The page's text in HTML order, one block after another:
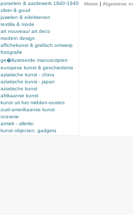
porselein & aardewerk 1840-1940
zilver & goud
juwelen & edelstenen
textilia & mode
art nouveau/ art deco
modern design
affichekunst & grafisch ontwerp
fotografie
ge�llustreerde manuscripten
europese kunst & geschiedenis
aziatische kunst - china
aziatische kunst - japan
aziatische kunst
afrikaanse kunst
kunst uit het midden-oosten
zuid-amerikaanse kunst
oceanie
antiek - allerlei
kunst objecten, gadgets
Home | Algemene